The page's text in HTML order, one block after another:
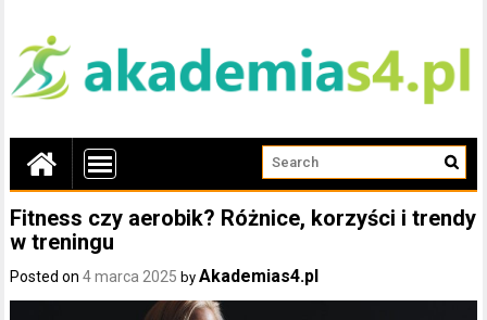
Fitness czy aerobik? Różnice, korzyści i trendy
w treningu
Posted on4 marca 2025 byAkademias4.pl